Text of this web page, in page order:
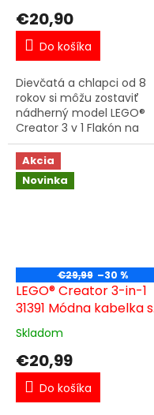
€20,90
Do košíka
Dievčatá a chlapci od 8
rokov si môžu zostaviť
nádherný model LEGO®
Creator 3 v 1 Flakón na
parfum zdobený kvetmi
(31383), zahrať sa s ním a
ozdobiť si tak izbu.
Prepracovaná a...
Akcia
Novinka
€29,99 –30 %
LEGO® Creator 3-in-1
31391 Módna kabelka s
úložným priestorom
Skladom
€20,99
Do košíka